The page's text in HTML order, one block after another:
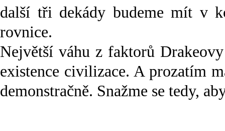
další tři dekády budeme mít v
rovnice.
Největší váhu z faktorů
existence civilizace. A prozatím
demonstračně. Snažme se tedy,